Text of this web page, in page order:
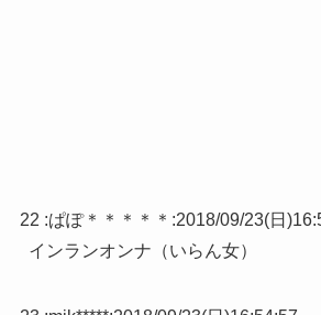
22 :ぱぽ＊＊＊＊＊ :2018/09/23(日
インランオンナ（いらん女）